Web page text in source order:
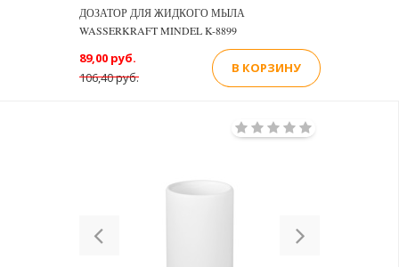
ДОЗАТОР ДЛЯ ЖИДКОГО МЫЛА
WASSERKRAFT MINDEL K-8899
106,40 руб.
89,00 руб.
В КОРЗИНУ
Previous